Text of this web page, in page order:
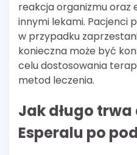
reakcja organizmu oraz
innymi lekami. Pacjenci
w przypadku
konieczna może być
celu dostosowania
metod leczenia.
Jak długo trwa
Esperalu po